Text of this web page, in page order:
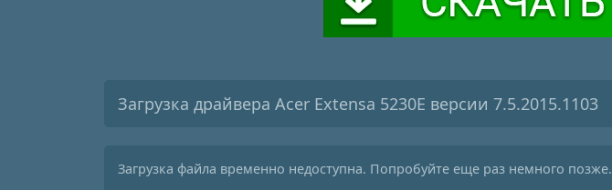
Загрузка драйвера Acer Extensa 5230E версии 7.5.2015.1103
Загрузка файла временно недоступна. Попробуйте еще раз немного позже.